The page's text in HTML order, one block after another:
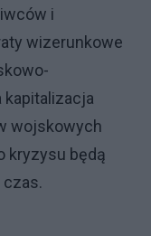
i
wizerunkowe
kapitalizacja
wojskowych
kryzysu będą
czas.